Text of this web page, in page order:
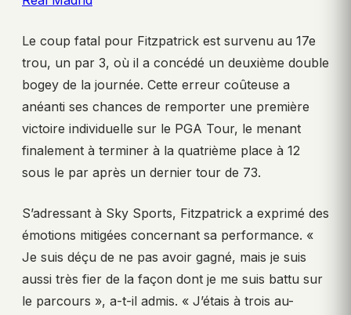
Le coup fatal pour Fitzpatrick est survenu au 17e
trou, un par 3, où il a concédé un deuxième double
bogey de la journée. Cette erreur coûteuse a
anéanti ses chances de remporter une première
victoire individuelle sur le PGA Tour, le menant
finalement à terminer à la quatrième place à 12
sous le par après un dernier tour de 73.
S’adressant à Sky Sports, Fitzpatrick a exprimé des
émotions mitigées concernant sa performance. «
Je suis déçu de ne pas avoir gagné, mais je suis
aussi très fier de la façon dont je me suis battu sur
le parcours », a-t-il admis. « J’étais à trois au-